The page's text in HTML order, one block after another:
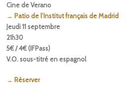
Cine de Verano
→ Patio de l’Institut français de Madrid
Jeudi 11 septembre
21h30
5€ / 4€ (IFPass)
V.O. sous-titré en espagnol
→ Réserver